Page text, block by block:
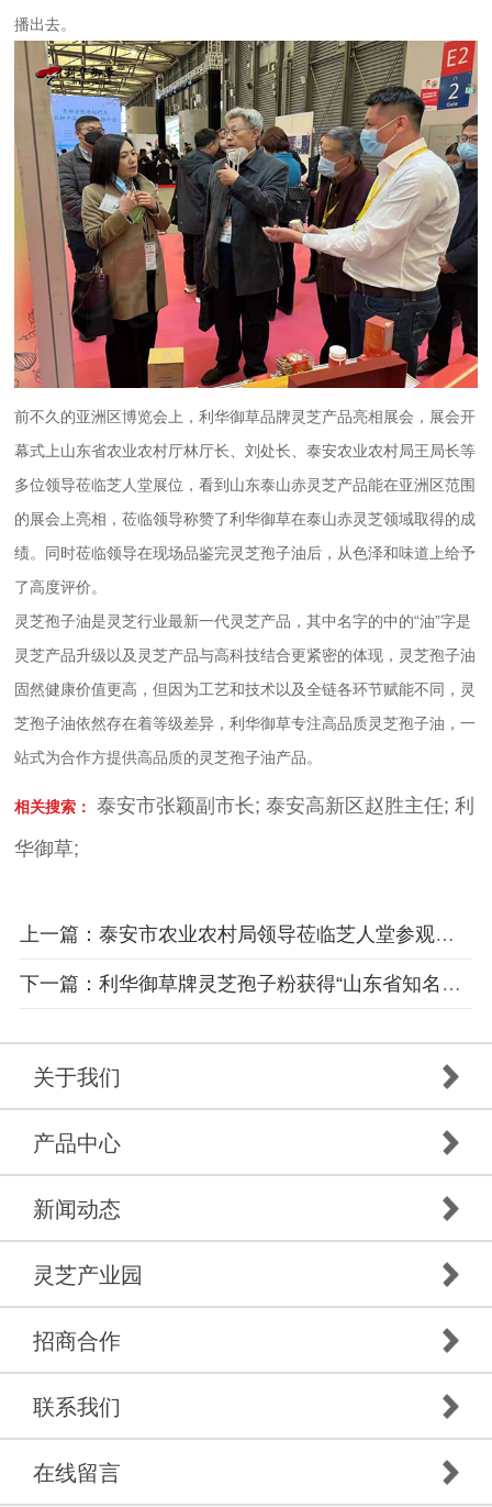
播出去。
前不久的亚洲区博览会上，利华御草品牌灵芝产品亮相展会，展会开
幕式上山东省农业农村厅林厅长、刘处长、泰安农业农村局王局长等
多位领导莅临芝人堂展位，看到山东泰山赤灵芝产品能在亚洲区范围
的展会上亮相，莅临领导称赞了利华御草在泰山赤灵芝领域取得的成
绩。同时莅临领导在现场品鉴完灵芝孢子油后，从色泽和味道上给予
了高度评价。
灵芝孢子油是灵芝行业最新一代灵芝产品，其中名字的中的“油”字是
灵芝产品升级以及灵芝产品与高科技结合更紧密的体现，灵芝孢子油
固然健康价值更高，但因为工艺和技术以及全链各环节赋能不同，灵
芝孢子油依然存在着等级差异，利华御草专注高品质灵芝孢子油，一
站式为合作方提供高品质的灵芝孢子油产品。
相关搜索： 泰安市张颖副市长; 泰安高新区赵胜主任; 利
华御草;
上一篇：泰安市农业农村局领导莅临芝人堂参观指导
下一篇：利华御草牌灵芝孢子粉获得“山东省知名品牌”
关于我们
产品中心
新闻动态
灵芝产业园
招商合作
联系我们
在线留言